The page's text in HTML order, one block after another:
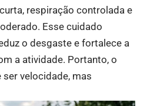
respiração controlada e
Esse cuidado
o desgaste e fortalece a
a atividade. Portanto, o
velocidade, mas